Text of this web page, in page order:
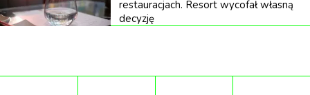
„Takie bolszewickie cele proponuje nam
restauracjach. Resort wycofał własną
decyzję